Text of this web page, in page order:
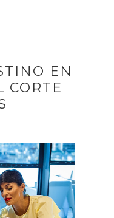
EN
CORTE